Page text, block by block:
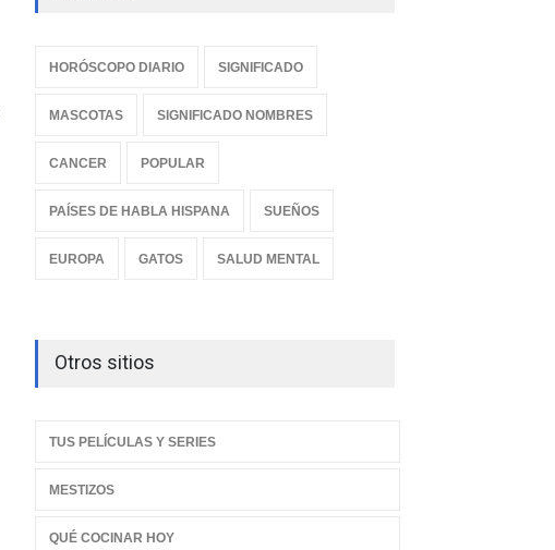
HORÓSCOPO DIARIO SIGNIFICADO
MASCOTAS SIGNIFICADO NOMBRES
CANCER POPULAR
PAÍSES DE HABLA HISPANA SUEÑOS
EUROPA GATOS SALUD MENTAL
Otros sitios
TUS PELÍCULAS Y SERIES
MESTIZOS
QUÉ COCINAR HOY